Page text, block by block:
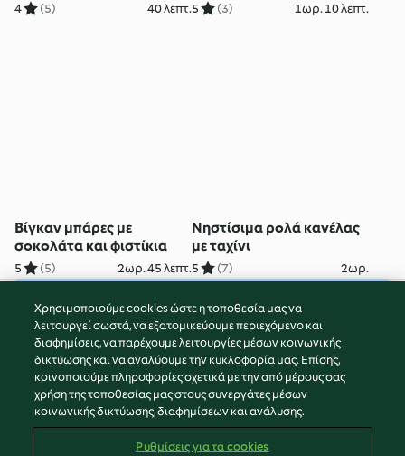
4 (5) 40 λεπτ.5 (3) 1ωρ. 10 λεπτ.
Βίγκαν μπάρες με
σοκολάτα και φιστίκια
5 (5) 2ωρ. 45 λεπτ.
Νηστίσιμα ρολά κανέλας
με ταχίνι
5 (7) 2ωρ.
© Πνευματικά Δικαιώματα 2026
Όροι Χρήσης Υπηρεσίας
Πολιτική Απορρήτου
Δήλωση Αποποίησης Ευθύνης
Διαχειριστής ιστοσελίδας
Χρησιμοποιούμε cookies ώστε η τοποθεσία μας να
λειτουργεί σωστά, να εξατομικεύουμε περιεχόμενο και
διαφημίσεις, να παρέχουμε λειτουργίες μέσων κοινωνικής
δικτύωσης και να αναλύουμε την κυκλοφορία μας. Επίσης,
κοινοποιούμε πληροφορίες σχετικά με την από μέρους σας
χρήση της τοποθεσίας μας στους συνεργάτες μέσων
κοινωνικής δικτύωσης, διαφημίσεων και ανάλυσης.
Ρυθμίσεις για τα cookies